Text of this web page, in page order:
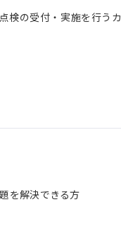
検の受付・実施を行うカ
を解決できる方